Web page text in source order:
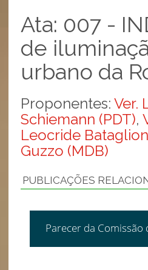
Ata: 007 -
de
urbano da
Proponentes: Ver.
Schiemann (PDT),
Leocride
Guzzo (MDB)
PUBLICAÇÕES
Parecer da Comissão